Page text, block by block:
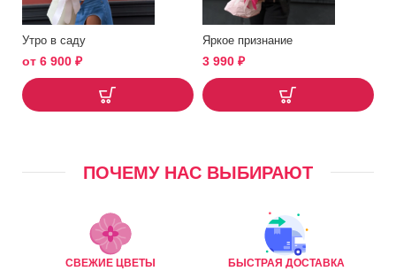
Утро в саду
от 6 900 ₽
Яркое признание
3 990 ₽
ПОЧЕМУ НАС ВЫБИРАЮТ
СВЕЖИЕ ЦВЕТЫ БЫСТРАЯ ДОСТАВКА